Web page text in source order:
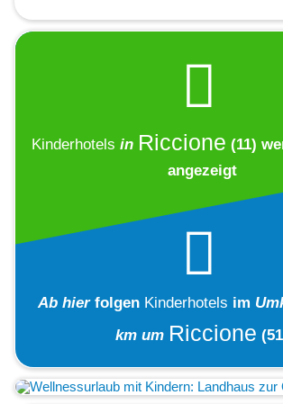
Kinderhotels in Riccione (11)
angezeigt
Ab hier folgen Kinderhotels im
km um Riccione